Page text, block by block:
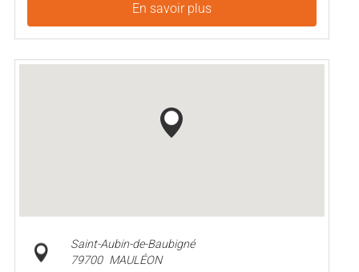
En savoir plus
Saint-Aubin-de-Baubigné
79700 MAULÉON